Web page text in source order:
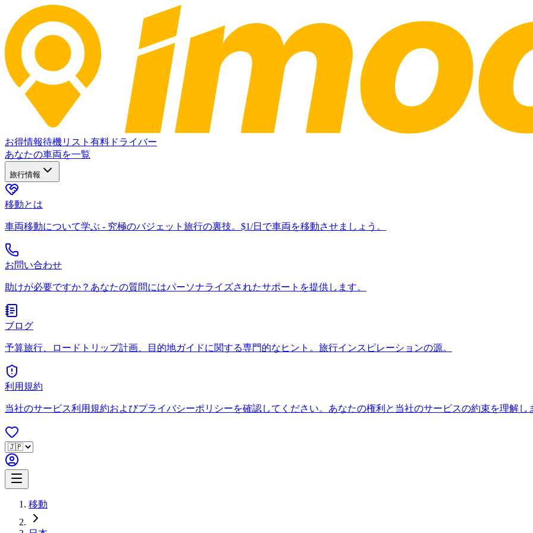
お得情報待機リスト 有料ドライバー
あなたの車両を一覧
旅行情報
移動とは
車両移動について学ぶ - 究極のバジェット旅行の裏技。$1/日で車両を移動させましょう。
お問い合わせ
助けが必要ですか？あなたの質問にはパーソナライズされたサポートを提供します。
ブログ
予算旅行、ロードトリップ計画、目的地ガイドに関する専門的なヒント。旅行インスピレーションの源。
利用規約
当社のサービス利用規約およびプライバシーポリシーを確認してください。あなたの権利と当社のサービスの約束を理解し
移動